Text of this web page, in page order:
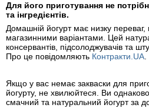
Для його приготування не
та інгредієнтів.
Домашній йогурт має низку переваг,
магазинними варіантами. Цей
консервантів, підсолоджувачів та
Про це повідомляють Контракти.UA.
Якщо у вас немає закваски для
йогурту, не хвилюйтеся. Ви
смачний та натуральний йогурт за